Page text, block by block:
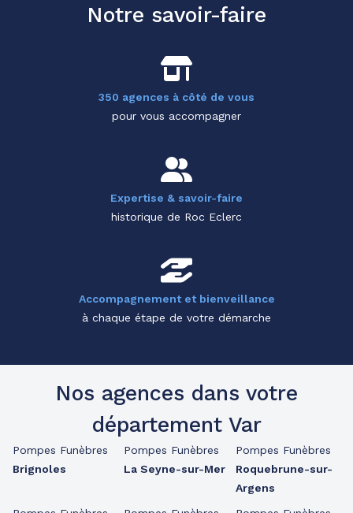
Notre savoir-faire
350 agences à côté de vous
pour vous accompagner
Expertise & savoir-faire
historique de Roc Eclerc
Accompagnement et bienveillance
à chaque étape de votre démarche
Nos agences dans votre
département Var
Pompes Funèbres
Brignoles
Pompes Funèbres
La Seyne-sur-Mer
Pompes Funèbres
Roquebrune-sur-
Argens